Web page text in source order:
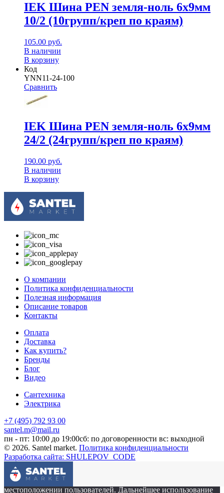
IEK Шина PEN земля-ноль 6х9мм
10/2 (10групп/креп по краям)
105.00 руб.
В наличии
В корзину
Код
YNN11-24-100
Сравнить
IEK Шина PEN земля-ноль 6х9мм
24/2 (24групп/креп по краям)
190.00 руб.
В наличии
В корзину
О компании
Политика конфиденциальности
Полезная информация
Описание товаров
Контакты
Оплата
Доставка
Как купить?
Бренды
Блог
Видео
Сантехника
Электрика
+7 (495) 792 93 00
santel.m@mail.ru
пн - пт: 10:00 до 19:00сб: по договоренности вс: выходной
© 2026. Santel market. Политика конфиденциальности
Разработка сайта: SHULEPOV_CODE
Этот сайт собирает cookie-файлы, данные об IP-адресе и
местоположении пользователей. Дальнейшее использование